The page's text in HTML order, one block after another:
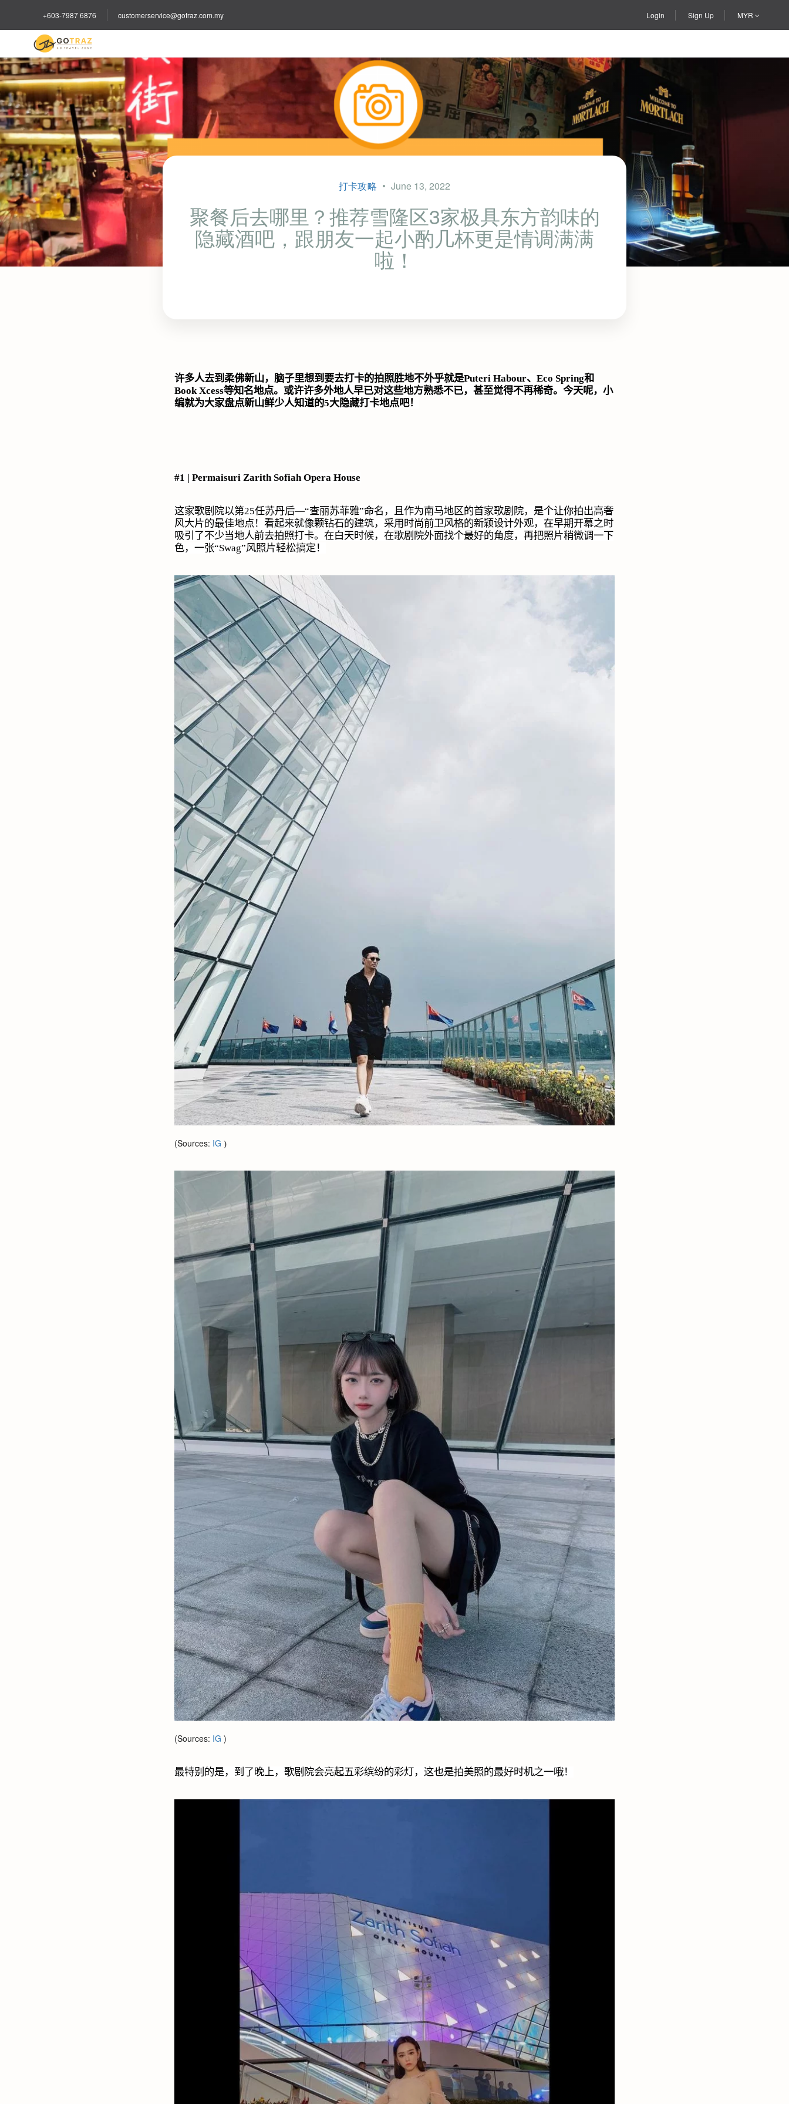
+603-7987 6876 customerservice@gotraz.com.my Login Sign Up MYR
打卡攻略 June 13, 2022
聚餐后去哪里？推荐雪隆区3家极具东方韵味的
隐藏酒吧，跟朋友一起小酌几杯更是情调满满
啦！
许多人去到柔佛新山，脑子里想到要去打卡的拍照胜地不外乎就是Puteri Habour、 Eco Spring和
Book Xcess等知名地点。或许许多外地人早已对这些地方熟悉不已，甚至觉得不再稀奇。今天呢，小
编就为大家盘点新山鲜少人知道的5大隐藏打卡地点吧！
#1 | Permaisuri Zarith Sofiah Opera House
这家歌剧院以第25任苏丹后—“查丽苏菲雅”命名，且作为南马地区的首家歌剧院，是个让你拍出高奢
风大片的最佳地点！看起来就像颗钻石的建筑，采用时尚前卫风格的新颖设计外观，在早期开幕之时
吸引了不少当地人前去拍照打卡。在白天时候，在歌剧院外面找个最好的角度，再把照片稍微调一下
色，一张“Swag”风照片轻松搞定！
(Sources: IG )
(Sources: IG )
最特别的是，到了晚上，歌剧院会亮起五彩缤纷的彩灯，这也是拍美照的最好时机之一哦！